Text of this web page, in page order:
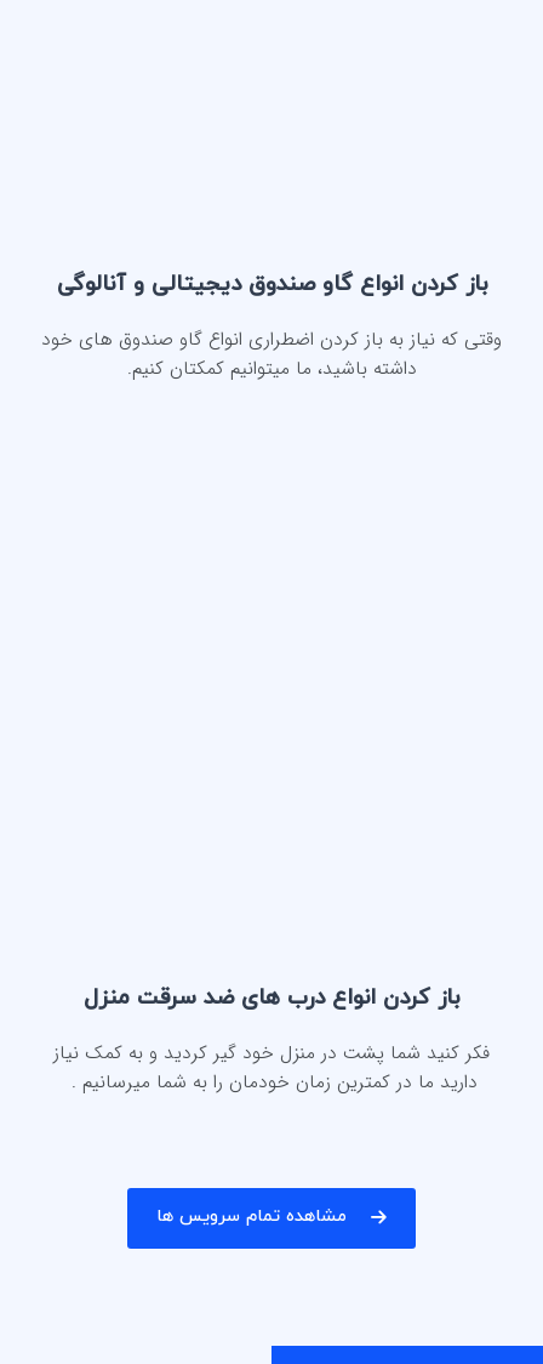
باز کردن انواع گاو صندوق دیجیتالی و آنالوگی
وقتی که نیاز به باز کردن اضطراری انواع گاو صندوق های خود
داشته باشید، ما میتوانیم کمکتان کنیم.
باز کردن انواع درب های ضد سرقت منزل
فکر کنید شما پشت در منزل خود گیر کردید و به کمک نیاز
دارید ما در کمترین زمان خودمان را به شما میرسانیم .
مشاهده تمام سرویس ها